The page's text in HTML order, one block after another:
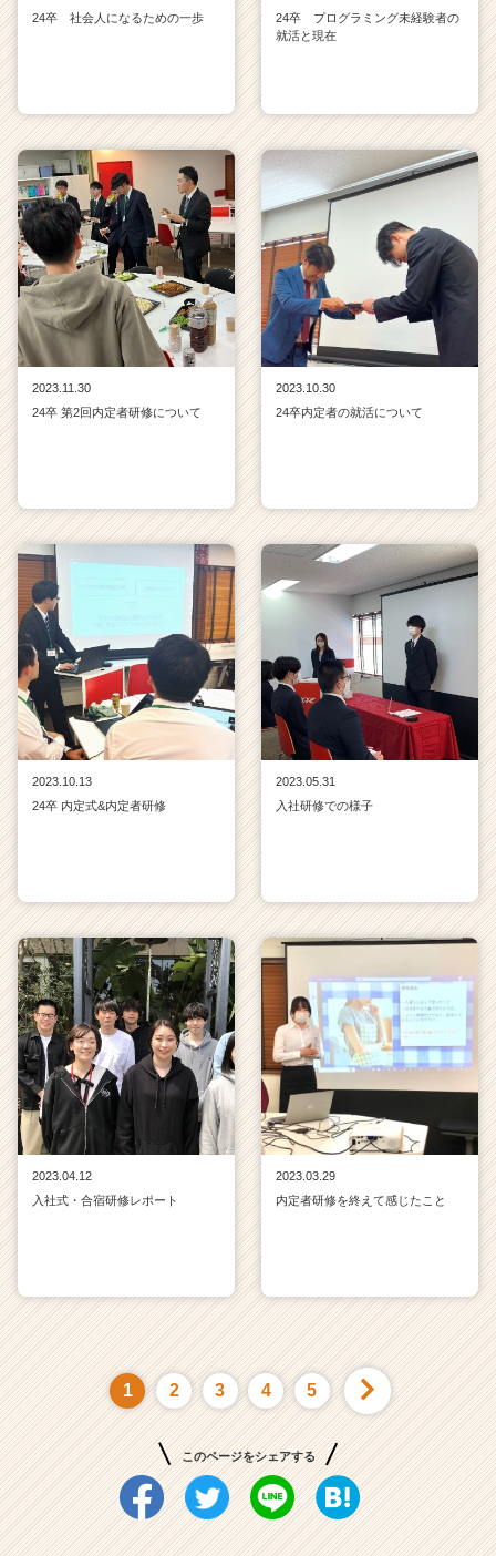
24卒 社会人になるための一歩
24卒 プログラミング未経験者の
就活と現在
2023.11.30
24卒 第2回内定者研修について
2023.10.30
24卒内定者の就活について
2023.10.13
24卒 内定式&内定者研修
2023.05.31
入社研修での様子
2023.04.12
入社式・合宿研修レポート
2023.03.29
内定者研修を終えて感じたこと
1 2 3 4 5
このページをシェアする